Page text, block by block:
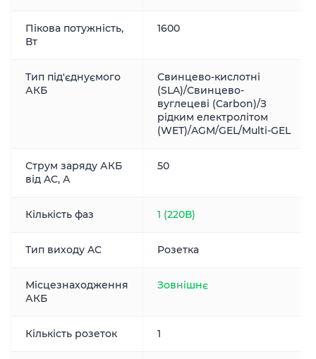
Пікова потужність,
Вт
1600
Тип під'єднуємого
АКБ
Свинцево-кислотні
(SLA)/Свинцево-
вуглецеві (Carbon)/З
рідким електролітом
(WET)/AGM/GEL/Multi-GEL
Струм заряду АКБ
від AC, А
50
Кількість фаз 1 (220В)
Тип виходу AC Розетка
Місцезнаходження
АКБ
Зовнішнє
Кількість розеток 1